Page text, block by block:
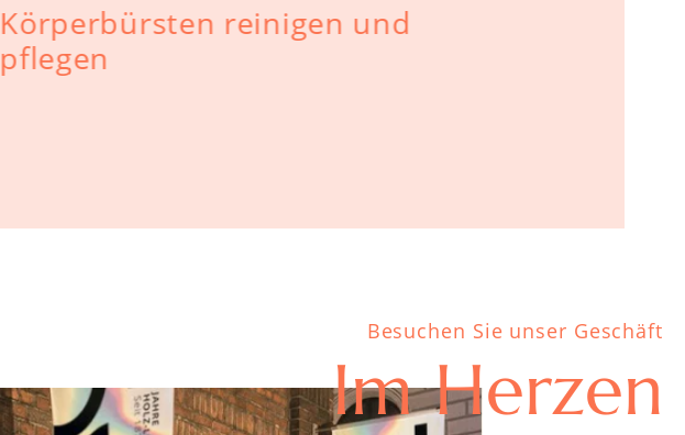
Körperbürsten reinigen und
pflegen
Besuchen Sie unser Geschäft
Im Herzen